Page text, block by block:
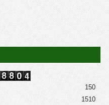
150
1510